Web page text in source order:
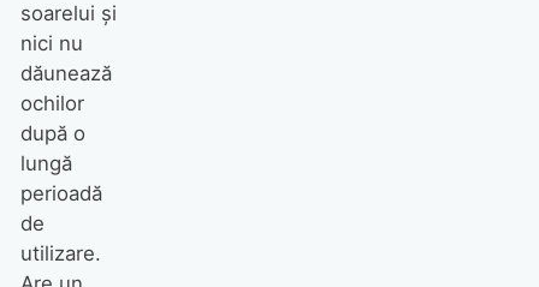
soarelui şi
nici nu
dăunează
ochilor
după o
lungă
perioadă
de
utilizare.